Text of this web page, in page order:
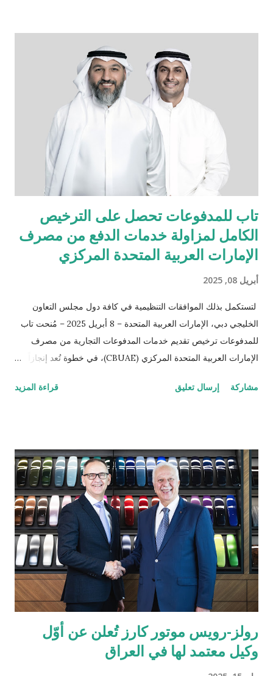
والاعتمادية، والمصمّمة خصيصاً لتناسب أجواء واحتياجات الشرق
الأوسط. تبدأ المرحلة الأولى بإطلاق مركزين متكاملين يشملان مبيعات
وخدمات ما بعد البيع وقطع الغيار في بغداد والسليمانية، كخطوة أولى
ضمن خطة توسّع طموحة تهدف إلى تقديم تجربة مازدا المتكاملة في
مختلف أنحاء العراق، وتشمل لاحقاً افتتاح مركزين إضافيين في أربيل
والبصرة. ولا تقتصر مهمتنا على تقديم السيارات الجديدة فحسب، بل
تشمل أيضاً خدمة مالكي سيارات مازدا الحاليين في مختلف أنحاء
تاب للمدفوعات تحصل على الترخيص
الكامل لمزاولة خدمات الدفع من مصرف
الإمارات العربية المتحدة المركزي
أبريل 08, 2025
لتستكمل بذلك الموافقات التنظيمية في كافة دول مجلس التعاون
الخليجي دبي، الإمارات العربية المتحدة – 8 أبريل 2025 – مُنحت تاب
للمدفوعات ترخيص تقديم خدمات المدفوعات التجارية من مصرف
الإمارات العربية المتحدة المركزي (CBUAE)، في خطوة تُعد إنجازاً
تاب للمدفوعات جميع الموافقات التنظيمية والتراخيص المطلوبة في
كلٍّ من السعودية، الكويت، قطر، البحرين، عُمان، والإمارات، تواصل
تاب للمدفوعات ترسيخ مكانتها كأحد أكثر مزوّدي خدمات الدفع ترخيصاً
والتزاماً بالامتثال التنظيمي ضمن الشركات العاملة في دول الخليج. كما
يؤكّد هذا الإنجاز دور تاب للمدفوعات في توحيد وتبسيط عمليات الدفع
الرقمي على مستوى منطقة الشرق الأوسط وشمال إفريقيا، انسجاماً
مع رؤيتها الهادفة إلى تطوير منظومة المدفوعات في المنطقة. يشهد
قطاع المدفوعات الرقمية في دولة الإمارات نمواً متسارعاً، إذ من ...
مشاركة إرسال تعليق قراءة المزيد
رولز-رويس موتور كارز تُعلن عن أوّل
وكيل معتمد لها في العراق